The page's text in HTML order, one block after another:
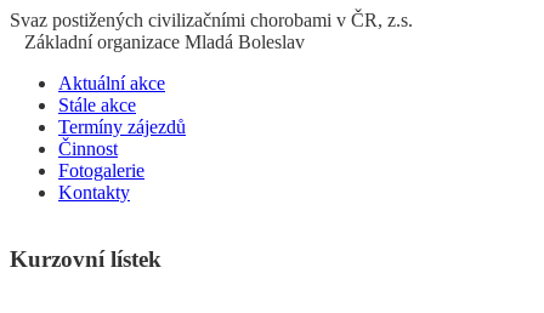
Svaz postižených civilizačními chorobami v ČR, z.s.
Základní organizace Mladá Boleslav
Aktuální akce
Stále akce
Termíny zájezdů
Činnost
Fotogalerie
Kontakty
Kurzovní lístek